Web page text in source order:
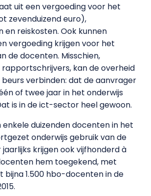
uit een vergoeding voor het
zevenduizend euro),
en reiskosten. Ook kunnen
vergoeding krijgen voor het
de docenten. Misschien,
kan de overheid
beurs verbinden: dat de aanvrager
of twee jaar in het onderwijs
is in de ict-sector heel gewoon.
enkele duizenden docenten in het
onderwijs gebruik van de
krijgen ook vijfhonderd à
hem toegekend, met
bijna 1.500 hbo-docenten in de